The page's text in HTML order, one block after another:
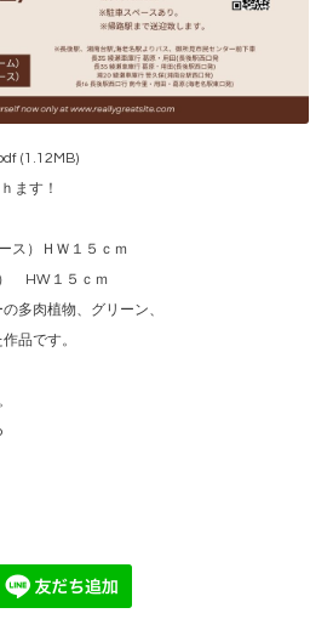
(1.12MB)
ます！
ス）ＨＷ１５ｃｍ
１５ｃｍ
多肉植物、グリーン、
品です。